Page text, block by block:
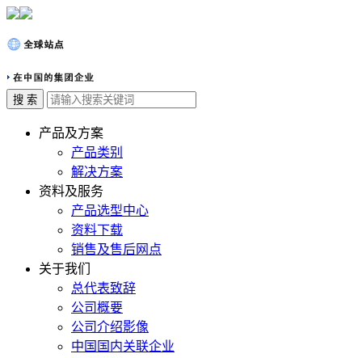
产品及方案
产品类别
解决方案
资料及服务
产品选型中心
资料下载
销售及售后网点
关于我们
总代表致辞
公司概要
公司介绍影像
中国国内关联企业